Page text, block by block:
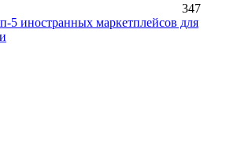
347
5 иностранных маркетплейсов для